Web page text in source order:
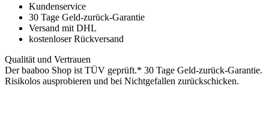
Kundenservice
30 Tage Geld-zurück-Garantie
Versand mit DHL
kostenloser Rückversand
Qualität und Vertrauen
Der baaboo Shop ist TÜV geprüft.* 30 Tage Geld-zurück-Garantie.
Risikolos ausprobieren und bei Nichtgefallen zurückschicken.